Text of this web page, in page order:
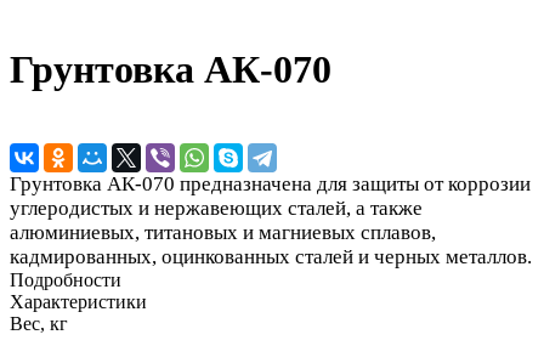
Грунтовка АК-070
Грунтовка АК-070 предназначена для защиты от коррозии
углеродистых и нержавеющих сталей, а также
алюминиевых, титановых и магниевых сплавов,
кадмированных, оцинкованных сталей и черных металлов.
Подробности
Характеристики
Вес, кг